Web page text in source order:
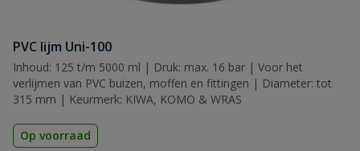
PVC lijm Uni-100
Inhoud: 125 t/m 5000 ml | Druk: max. 16 bar | Voor het
verlijmen van PVC buizen, moffen en fittingen | Diameter: tot
315 mm | Keurmerk: KIWA, KOMO & WRAS
Op voorraad